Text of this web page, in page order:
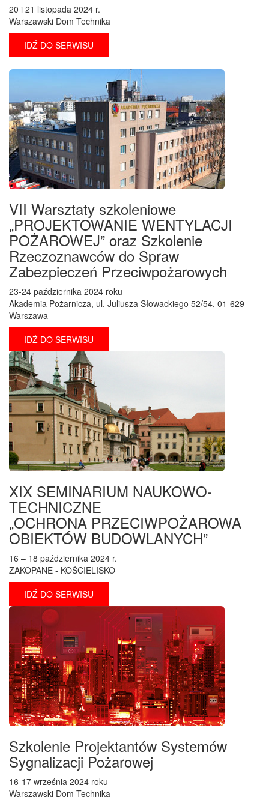
20 i 21 listopada 2024 r.
Warszawski Dom Technika
IDŹ DO SERWISU
VII Warsztaty szkoleniowe
„PROJEKTOWANIE WENTYLACJI
POŻAROWEJ” oraz Szkolenie
Rzeczoznawców do Spraw
Zabezpieczeń Przeciwpożarowych
23-24 października 2024 roku
Akademia Pożarnicza, ul. Juliusza Słowackiego 52/54, 01-629
Warszawa
IDŹ DO SERWISU
XIX SEMINARIUM NAUKOWO-
TECHNICZNE
„OCHRONA PRZECIWPOŻAROWA
OBIEKTÓW BUDOWLANYCH”
16 – 18 października 2024 r.
ZAKOPANE - KOŚCIELISKO
IDŹ DO SERWISU
Szkolenie Projektantów Systemów
Sygnalizacji Pożarowej
16-17 września 2024 roku
Warszawski Dom Technika